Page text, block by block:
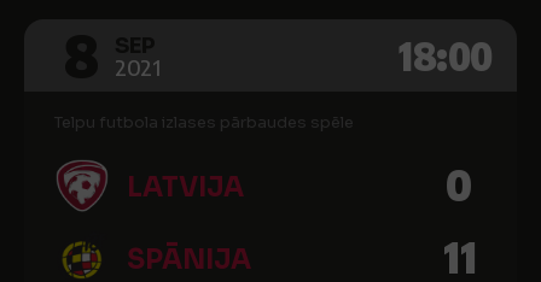
2021 18:00
Telpu futbola izlases pārbaudes spēle
LATVIJA 0
SPĀNIJA 11